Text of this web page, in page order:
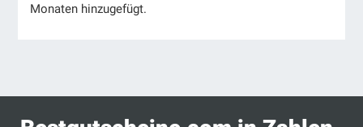
Monaten hinzugefügt.